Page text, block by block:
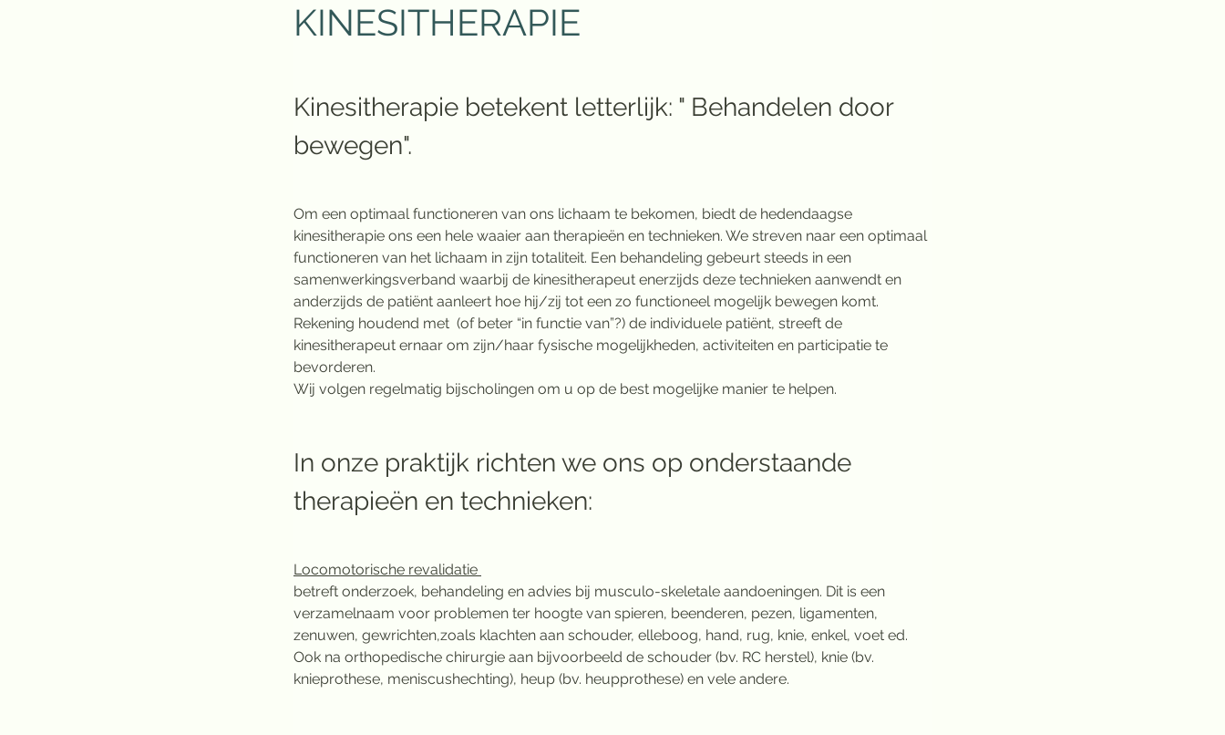
KINESITHERAPIE
Kinesitherapie betekent letterlijk: " Behandelen door
bewegen".
Om een optimaal functioneren van ons lichaam te bekomen, biedt de hedendaagse
kinesitherapie ons een hele waaier aan therapieën en technieken. We streven naar een optimaal
functioneren van het lichaam in zijn totaliteit. Een behandeling gebeurt steeds in een
samenwerkingsverband waarbij de kinesitherapeut enerzijds deze technieken aanwendt en
anderzijds de patiënt aanleert hoe hij/zij tot een zo functioneel mogelijk bewegen komt.
Rekening houdend met  (of beter “in functie van”?) de individuele patiënt, streeft de
kinesitherapeut ernaar om zijn/haar fysische mogelijkheden, activiteiten en participatie te
bevorderen.
Wij volgen regelmatig bijscholingen om u op de best mogelijke manier te helpen.
In onze praktijk richten we ons op onderstaande
therapieën en technieken:​
Locomotorische revalidatie
betreft onderzoek, behandeling en advies bij musculo-skeletale aandoeningen. Dit is een
verzamelnaam voor problemen ter hoogte van spieren, beenderen, pezen, ligamenten,
zenuwen, gewrichten,zoals klachten aan schouder, elleboog, hand, rug, knie, enkel, voet ed.
Ook na orthopedische chirurgie aan bijvoorbeeld de schouder (bv. RC herstel), knie (bv.
knieprothese, meniscushechting), heup (bv. heupprothese) en vele andere.